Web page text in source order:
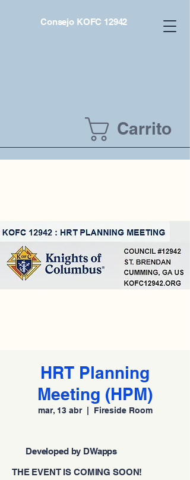
Consejo KOFC 12942
Carrito
HRT Planning
Meeting (HPM)
mar, 13 abr
  |
Fireside Room
THE EVENT IS COMING SOON!
Developed by DWapps